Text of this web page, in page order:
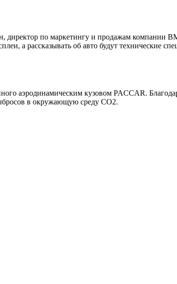
директор по маркетингу и продажам компании
а рассказывать об авто будут технические
аэродинамическим кузовом PACCAR.
в окружающую среду CO2.